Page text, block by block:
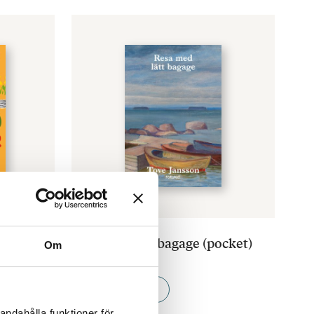
Om
TOVE JANSSON
Resa med lätt bagage (pocket)